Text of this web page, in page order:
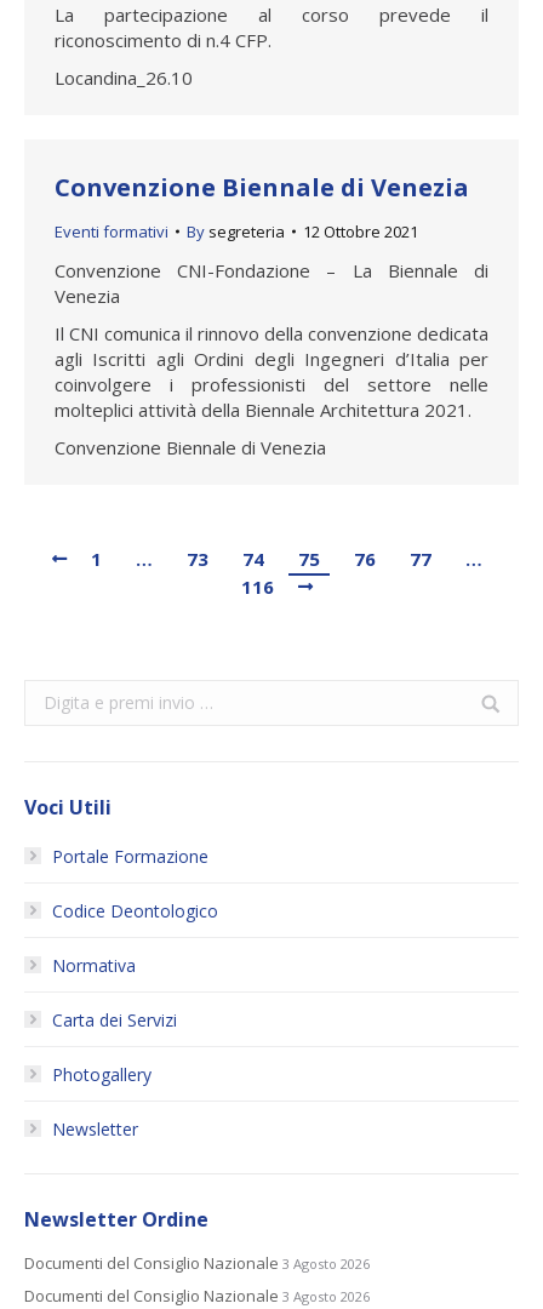
La partecipazione al corso prevede il
riconoscimento di n.4 CFP.
Locandina_26.10
Convenzione Biennale di Venezia
Eventi formativi By segreteria 12 Ottobre 2021
Convenzione CNI-Fondazione – La Biennale di
Venezia
Il CNI comunica il rinnovo della convenzione dedicata
agli Iscritti agli Ordini degli Ingegneri d’Italia per
coinvolgere i professionisti del settore nelle
molteplici attività della Biennale Architettura 2021.
Convenzione Biennale di Venezia
1 … 73 74 75 76 77
…
116
Search:
Voci Utili
Portale Formazione
Codice Deontologico
Normativa
Carta dei Servizi
Photogallery
Newsletter
Newsletter Ordine
Documenti del Consiglio Nazionale 3 Agosto 2026
Documenti del Consiglio Nazionale 3 Agosto 2026